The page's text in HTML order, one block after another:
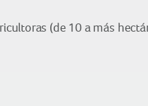
(de 10 a más